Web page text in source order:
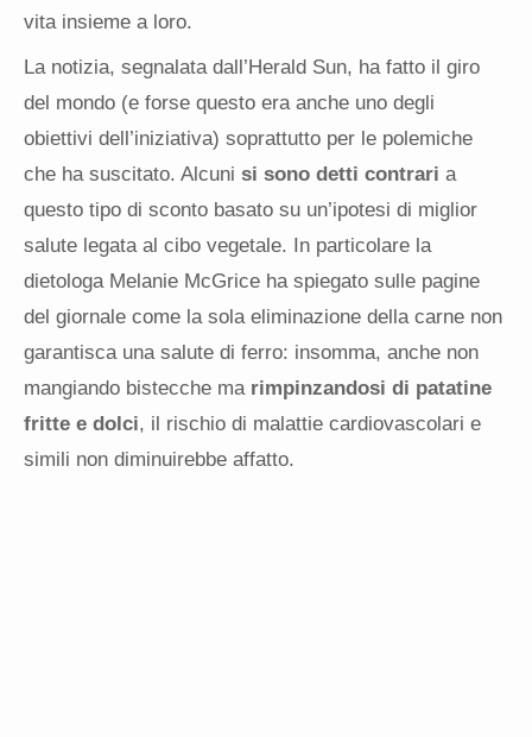
vita insieme a loro.
La notizia, segnalata dall’Herald Sun, ha fatto il giro
del mondo (e forse questo era anche uno degli
obiettivi dell’iniziativa) soprattutto per le polemiche
che ha suscitato. Alcuni si sono detti contrari a
questo tipo di sconto basato su un’ipotesi di miglior
salute legata al cibo vegetale. In particolare la
dietologa Melanie McGrice ha spiegato sulle pagine
del giornale come la sola eliminazione della carne non
garantisca una salute di ferro: insomma, anche non
mangiando bistecche ma rimpinzandosi di patatine
fritte e dolci, il rischio di malattie cardiovascolari e
simili non diminuirebbe affatto.